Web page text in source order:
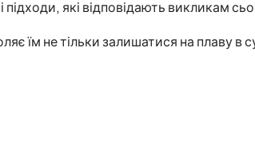
які відповідають викликам
їм не тільки залишатися на плаву в